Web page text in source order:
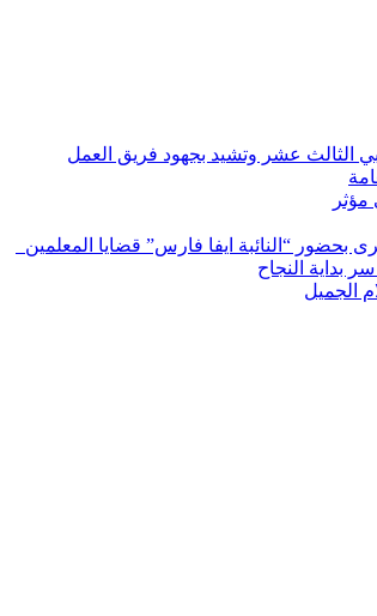
الثالث عشر وتشيد بجهود فريق العمل
“النائبة ايفا فارس” قضايا المعلمين
بداية النجاح
الجميل